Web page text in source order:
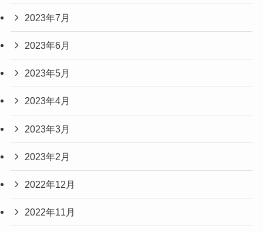
2023年7月
2023年6月
2023年5月
2023年4月
2023年3月
2023年2月
2022年12月
2022年11月